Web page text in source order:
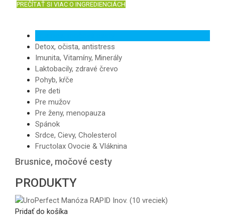
PREČÍTAŤ SI VIAC O INGREDIENCIÁCH
Detox, očista, antistress
Imunita, Vitamíny, Minerály
Laktobacily, zdravé črevo
Pohyb, kŕče
Pre deti
Pre mužov
Pre ženy, menopauza
Spánok
Srdce, Cievy, Cholesterol
Fructolax Ovocie & Vláknina
Brusnice, močové cesty
PRODUKTY
Pridať do košíka